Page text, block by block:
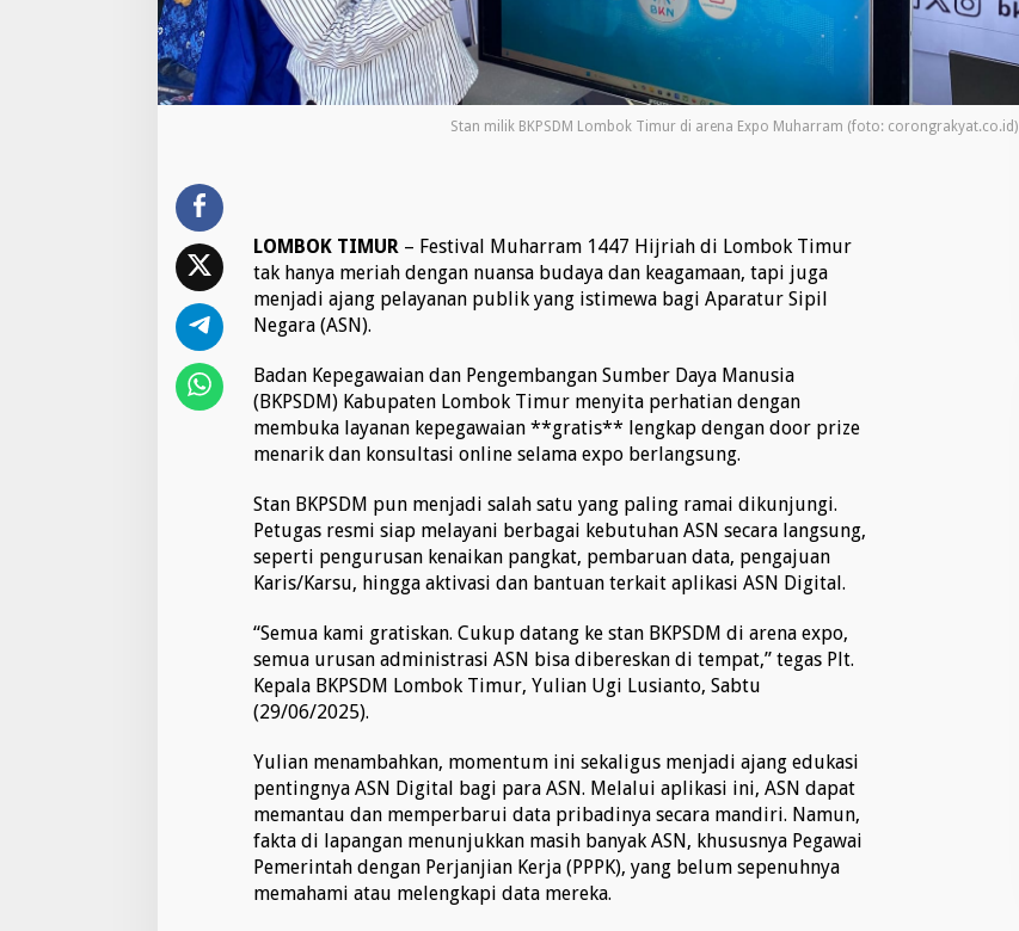
i
E
x
p
o
a
m
,
G
r
t
i
s
P
l
s
D
o
o
r
r
i
z
e
Stan milik BKPSDM Lombok Timur di arena Expo Muharram (foto: corongrakyat.co.id)
LOMBOK TIMUR– Festival Muharram 1447 Hijriah di Lombok Timur
tak hanya meriah dengan nuansa budaya dan keagamaan, tapi juga
menjadi ajang pelayanan publik yang istimewa bagi Aparatur Sipil
Negara (ASN).
Badan Kepegawaian dan Pengembangan Sumber Daya Manusia
(BKPSDM) Kabupaten Lombok Timur menyita perhatian dengan
membuka layanan kepegawaian **gratis** lengkap dengan door prize
menarik dan konsultasi online selama expo berlangsung.
Stan BKPSDM pun menjadi salah satu yang paling ramai dikunjungi.
Petugas resmi siap melayani berbagai kebutuhan ASN secara langsung,
seperti pengurusan kenaikan pangkat, pembaruan data, pengajuan
Karis/Karsu, hingga aktivasi dan bantuan terkait aplikasi ASN Digital.
“Semua kami gratiskan. Cukup datang ke stan BKPSDM di arena expo,
semua urusan administrasi ASN bisa dibereskan di tempat,” tegas Plt.
Kepala BKPSDM Lombok Timur, Yulian Ugi Lusianto, Sabtu
(29/06/2025).
Yulian menambahkan, momentum ini sekaligus menjadi ajang edukasi
pentingnya ASN Digital bagi para ASN. Melalui aplikasi ini, ASN dapat
memantau dan memperbarui data pribadinya secara mandiri. Namun,
fakta di lapangan menunjukkan masih banyak ASN, khususnya Pegawai
Pemerintah dengan Perjanjian Kerja (PPPK), yang belum sepenuhnya
memahami atau melengkapi data mereka.